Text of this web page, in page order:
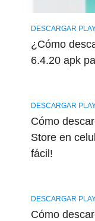
DESCARGAR
¿Cómo
6.4.20 apk
DESCARGAR
Cómo
Store en
fácil!
DESCARGAR
Cómo